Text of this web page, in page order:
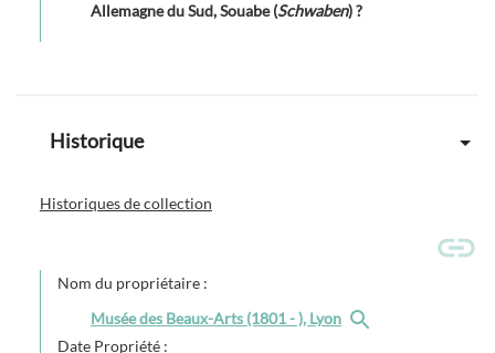
Allemagne du Sud, Souabe (Schwaben) ?
Historique
Historiques de collection
Nom du propriétaire :
Musée des Beaux-Arts (1801 - ), Lyon
Date Propriété :